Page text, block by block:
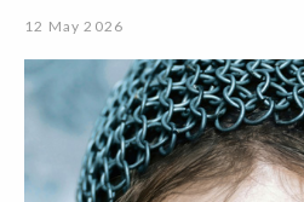
12 May 2026